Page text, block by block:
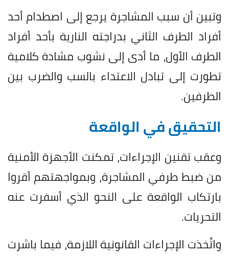
وتبين أن سبب المشاجرة يرجع إلى اصطدام أحد
أفراد الطرف الثاني بدراجته النارية بأحد أفراد
الطرف الأول، ما أدى إلى نشوب مشادة كلامية
تطورت إلى تبادل الاعتداء بالسب والضرب بين
الطرفين.
التحقيق في الواقعة
وعقب تقنين الإجراءات، تمكنت الأجهزة الأمنية
من ضبط طرفي المشاجرة، وبمواجهتهم أقروا
بارتكاب الواقعة على النحو الذي أسفرت عنه
التحريات.
واتُخذت الإجراءات القانونية اللازمة، فيما باشرت